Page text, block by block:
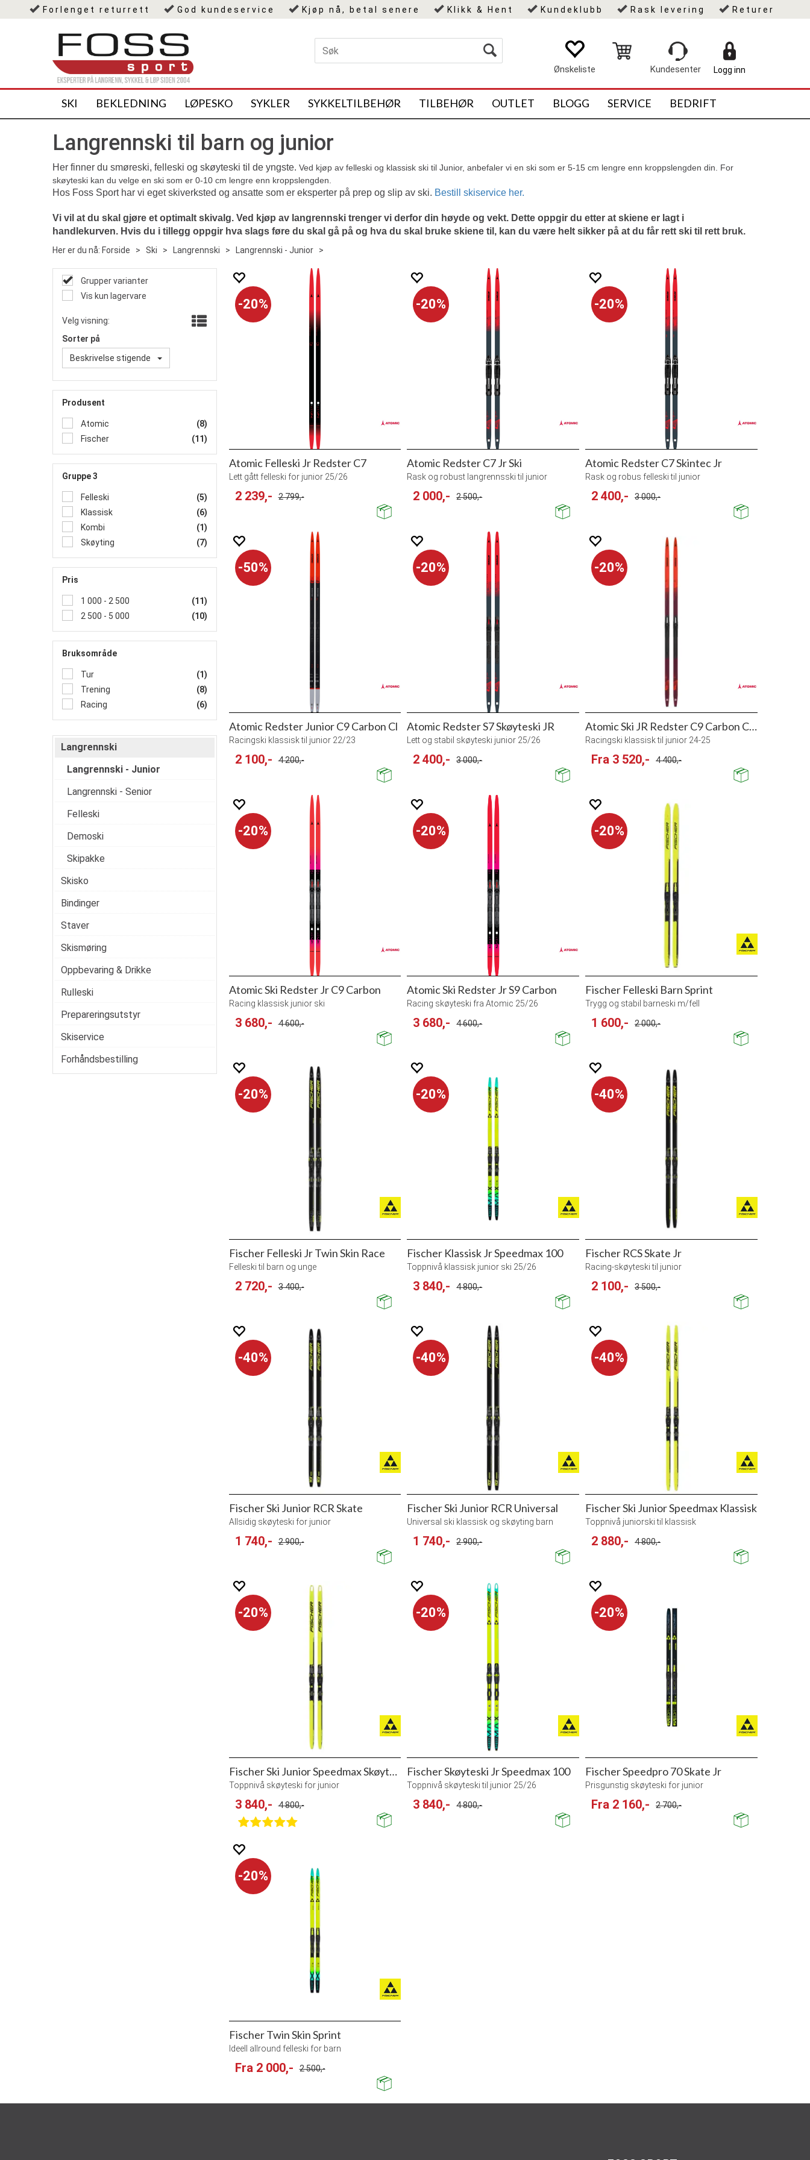
Forlenget returrett God kundeservice Kjøp nå, betal senere Klikk & Hent Kundeklubb Rask levering Returer
Logg inn
SKI BEKLEDNING LØPESKO SYKLER SYKKELTILBEHØR TILBEHØR OUTLET BLOGG SERVICE BEDRIFT
Langrennski til barn og junior
Her finner du smøreski, felleski og skøyteski til de yngste. Ved kjøp av felleski og klassisk ski til Junior, anbefaler vi en ski som er 5-15 cm lengre enn kroppslengden din. For
skøyteski kan du velge en ski som er 0-10 cm lengre enn kroppslengden.
Hos Foss Sport har vi eget skiverksted og ansatte som er eksperter på prep og slip av ski. Bestill skiservice her.
Vi vil at du skal gjøre et optimalt skivalg. Ved kjøp av langrennski trenger vi derfor din høyde og vekt. Dette oppgir du etter at skiene er lagt i
handlekurven. Hvis du i tillegg oppgir hva slags føre du skal gå på og hva du skal bruke skiene til, kan du være helt sikker på at du får rett ski til rett bruk.
Her er du nå: Forside > Ski > Langrennski > Langrennski - Junior >
Grupper varianter
Vis kun lagervare
Velg visning:
Sorter på
Beskrivelse stigende
Produsent
Atomic
(8)
Fischer
(11)
Gruppe 3
Felleski
(5)
Klassisk
(6)
Kombi
(1)
Skøyting
(7)
Pris
1 000 - 2 500
(11)
2 500 - 5 000
(10)
Bruksområde
Tur
(1)
Trening
(8)
Racing
(6)
Langrennski
Langrennski - Junior
Langrennski - Senior
Felleski
Demoski
Skipakke
Skisko
Bindinger
Staver
Skismøring
Oppbevaring & Drikke
Rulleski
Prepareringsutstyr
Skiservice
Forhåndsbestilling
20%
Atomic Felleski Jr Redster C7
Lett gått felleski for junior 25/26
2 239,- 2 799,-
20%
Atomic Redster C7 Jr Ski
Rask og robust langrennsski til junior
2 000,- 2 500,-
20%
Atomic Redster C7 Skintec Jr
Rask og robus felleski til junior
2 400,- 3 000,-
50%
Atomic Redster Junior C9 Carbon Cl
Racingski klassisk til junior 22/23
2 100,- 4 200,-
20%
Atomic Redster S7 Skøyteski JR
Lett og stabil skøyteski junior 25/26
2 400,- 3 000,-
20%
Atomic Ski JR Redster C9 Carbon Classic
Racingski klassisk til junior 24-25
Fra 3 520,- 4 400,-
20%
Atomic Ski Redster Jr C9 Carbon
Racing klassisk junior ski
3 680,- 4 600,-
20%
Atomic Ski Redster Jr S9 Carbon
Racing skøyteski fra Atomic 25/26
3 680,- 4 600,-
20%
Fischer Felleski Barn Sprint
Trygg og stabil barneski m/fell
1 600,- 2 000,-
20%
Fischer Felleski Jr Twin Skin Race
Felleski til barn og unge
2 720,- 3 400,-
20%
Fischer Klassisk Jr Speedmax 100
Toppnivå klassisk junior ski 25/26
3 840,- 4 800,-
40%
Fischer RCS Skate Jr
Racing-skøyteski til junior
2 100,- 3 500,-
40%
Fischer Ski Junior RCR Skate
Allsidig skøyteski for junior
1 740,- 2 900,-
40%
Fischer Ski Junior RCR Universal
Universal ski klassisk og skøyting barn
1 740,- 2 900,-
40%
Fischer Ski Junior Speedmax Klassisk
Toppnivå juniorski til klassisk
2 880,- 4 800,-
20%
Fischer Ski Junior Speedmax Skøyteski
Toppnivå skøyteski for junior
3 840,- 4 800,-
20%
Fischer Skøyteski Jr Speedmax 100
Toppnivå skøyteski til junior 25/26
3 840,- 4 800,-
20%
Fischer Speedpro 70 Skate Jr
Prisgunstig skøyteski for junior
Fra 2 160,- 2 700,-
20%
Fischer Twin Skin Sprint
Ideell allround felleski for barn
Fra 2 000,- 2 500,-